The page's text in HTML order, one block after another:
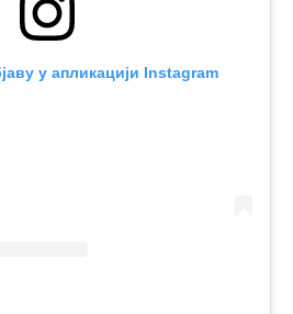
у апликацији Instagram